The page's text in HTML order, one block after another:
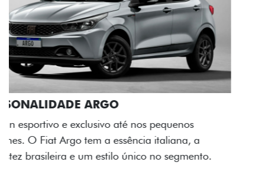
ACABAMENTO E DESIGN INTERNO
A flag italiana e o novo logo Fiat também aparecem
no interior do carro, que possui acabamento
impecável e detalhes escurecidos.